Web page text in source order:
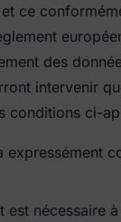
ce
des
intervenir
conditions ci-
expressément
est nécessaire